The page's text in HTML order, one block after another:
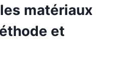
matériaux
et